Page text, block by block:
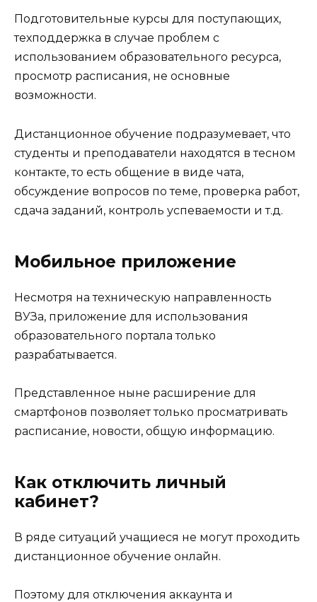
Подготовительные курсы для поступающих,
техподдержка в случае проблем с
использованием образовательного ресурса,
просмотр расписания, не основные
возможности.
Дистанционное обучение подразумевает, что
студенты и преподаватели находятся в тесном
контакте, то есть общение в виде чата,
обсуждение вопросов по теме, проверка работ,
сдача заданий, контроль успеваемости и т.д.
Мобильное приложение
Несмотря на техническую направленность
ВУЗа, приложение для использования
образовательного портала только
разрабатывается.
Представленное ныне расширение для
смартфонов позволяет только просматривать
расписание, новости, общую информацию.
Как отключить личный
кабинет?
В ряде ситуаций учащиеся не могут проходить
дистанционное обучение онлайн.
Поэтому для отключения аккаунта и